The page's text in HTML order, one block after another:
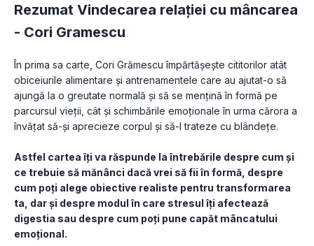
Rezumat Vindecarea relației cu mâncarea
- Cori Gramescu
În prima sa carte, Cori Grămescu împărtășește cititorilor atât
obiceiurile alimentare și antrenamentele care au ajutat-o să
ajungă la o greutate normală și să se mențină în formă pe
parcursul vieții, cât și schimbările emoționale în urma cărora a
învățat să-și aprecieze corpul și să-l trateze cu blândețe.
Astfel cartea îți va răspunde la întrebările despre cum și
ce trebuie să mănânci dacă vrei să fii în formă, despre
cum poți alege obiective realiste pentru transformarea
ta, dar și despre modul în care stresul îți afectează
digestia sau despre cum poți pune capăt mâncatului
emoțional.